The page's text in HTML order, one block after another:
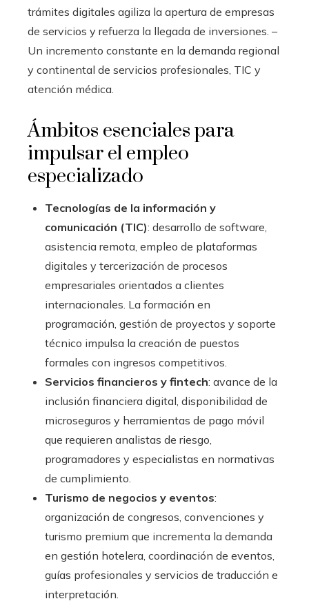
trámites digitales agiliza la apertura de empresas
de servicios y refuerza la llegada de inversiones. –
Un incremento constante en la demanda regional
y continental de servicios profesionales, TIC y
atención médica.
Ámbitos esenciales para
impulsar el empleo
especializado
Tecnologías de la información y
comunicación (TIC): desarrollo de software,
asistencia remota, empleo de plataformas
digitales y tercerización de procesos
empresariales orientados a clientes
internacionales. La formación en
programación, gestión de proyectos y soporte
técnico impulsa la creación de puestos
formales con ingresos competitivos.
Servicios financieros y fintech: avance de la
inclusión financiera digital, disponibilidad de
microseguros y herramientas de pago móvil
que requieren analistas de riesgo,
programadores y especialistas en normativas
de cumplimiento.
Turismo de negocios y eventos:
organización de congresos, convenciones y
turismo premium que incrementa la demanda
en gestión hotelera, coordinación de eventos,
guías profesionales y servicios de traducción e
interpretación.